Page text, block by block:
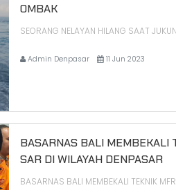
OMBAK
SEORANG NELAYAN HILANG SAAT
Admin Denpasar 11 Jun 2023
BASARNAS BALI MEMBEKALI
SAR DI WILAYAH DENPASAR
BASARNAS BALI MEMBEKALI TEKNIK